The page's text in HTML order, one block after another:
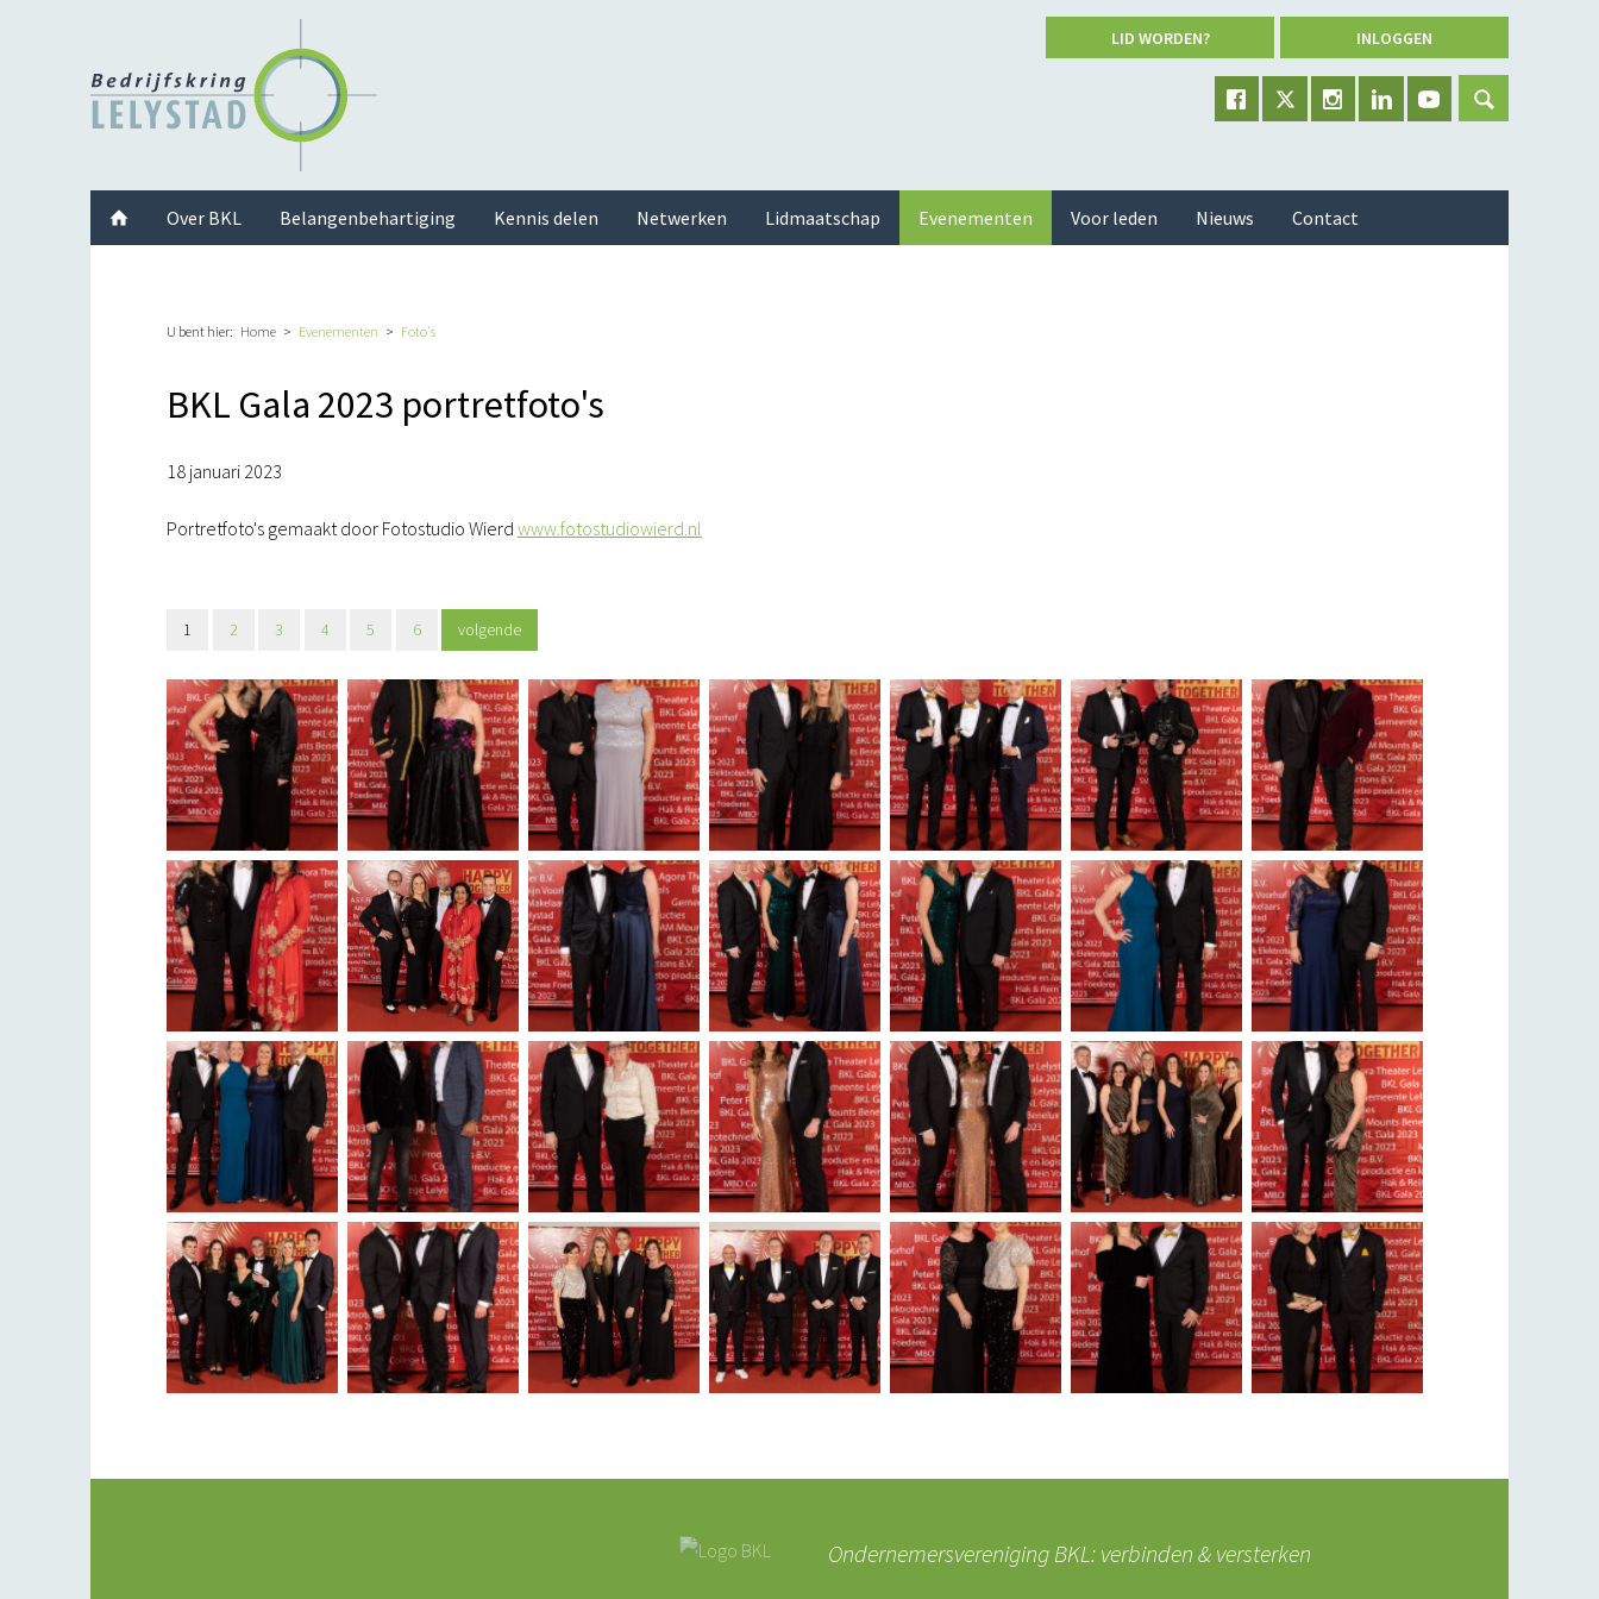
Twitter InstagramLinkedInYoutube
LID WORDEN? INLOGGEN
U bent hier: Home Evenementen Foto's
BKL Gala 2023 portretfoto's
18 januari 2023
Portretfoto's gemaakt door Fotostudio Wierd www.fotostudiowierd.nl
1 2 3 4 5 6 volgende
Ondernemersvereniging BKL: verbinden & versterken
Over BKL Belangenbehartiging Kennis delen Netwerken Lidmaatschap Evenementen Voor leden Nieuws Contact